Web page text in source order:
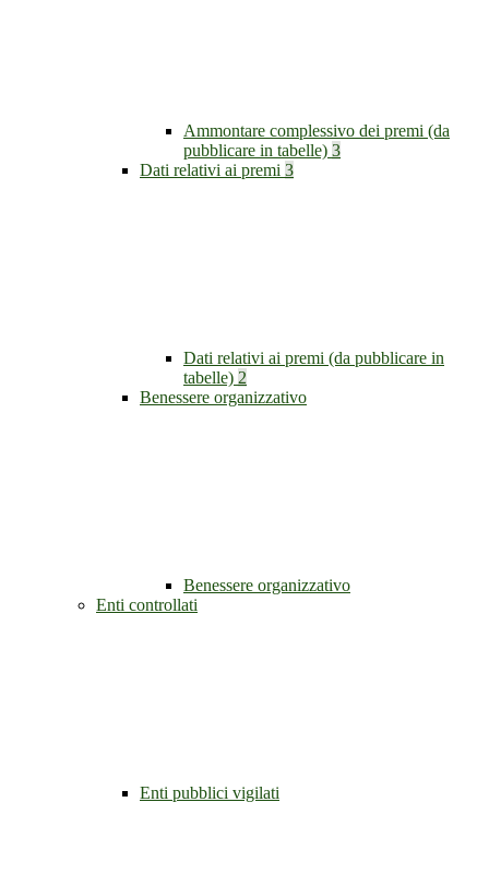
Ammontare complessivo dei premi (da
pubblicare in tabelle) 3
Dati relativi ai premi 3
Dati relativi ai premi (da pubblicare in
tabelle) 2
Benessere organizzativo
Benessere organizzativo
Enti controllati
Enti pubblici vigilati